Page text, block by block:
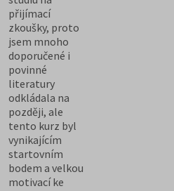
přijímací
zkoušky, proto
jsem mnoho
doporučené i
povinné
literatury
odkládala na
později, ale
tento kurz byl
vynikajícím
startovním
bodem a velkou
motivací ke